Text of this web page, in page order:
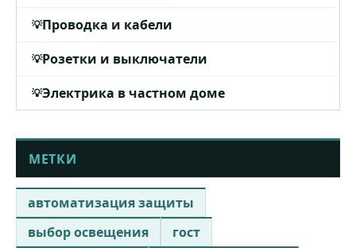
Проводка и кабели
Розетки и выключатели
Электрика в частном доме
МЕТКИ
автоматизация защиты
выбор освещения
гост